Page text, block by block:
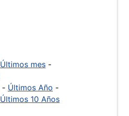
Últimos mes -
- Últimos Año -
Últimos 10 Años